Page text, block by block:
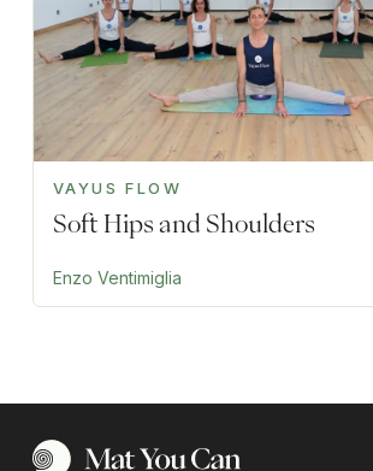
VAYUS FLOW
Soft Hips and Shoulders
Enzo Ventimiglia